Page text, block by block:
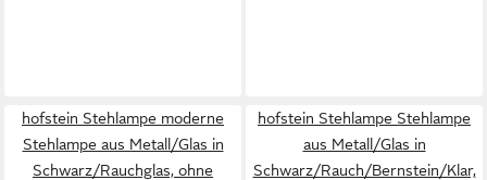
hofstein Stehlampe moderne
Stehlampe aus Metall/Glas in
Schwarz/Rauchglas, ohne
hofstein Stehlampe Stehlampe
aus Metall/Glas in
Schwarz/Rauch/Bernstein/Klar,